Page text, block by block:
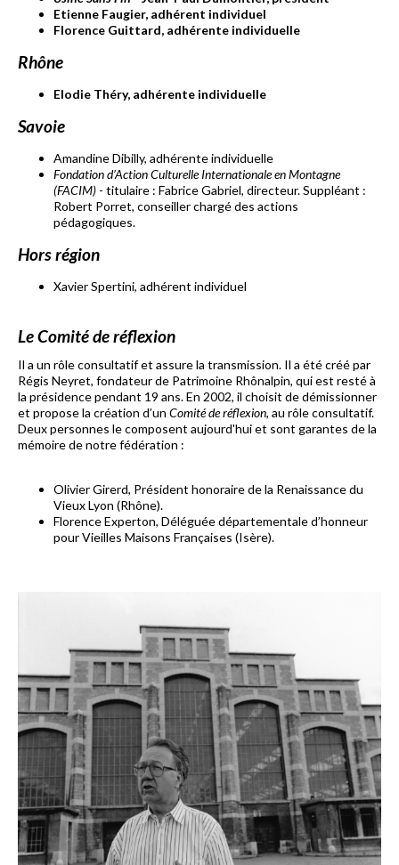
Etienne Faugier, adhérent individuel
Florence Guittard, adhérente individuelle
Rhône
Elodie Théry, adhérente individuelle
Savoie
Amandine Dibilly, adhérente individuelle
Fondation d’Action Culturelle Internationale en Montagne
(FACIM) - titulaire : Fabrice Gabriel, directeur. Suppléant :
Robert Porret, conseiller chargé des actions
pédagogiques.
Hors région
Xavier Spertini, adhérent individuel
Le Comité de réflexion
Il a un rôle consultatif et assure la transmission. Il a été créé par
Régis Neyret, fondateur de Patrimoine Rhônalpin, qui est resté à
la présidence pendant 19 ans. En 2002, il choisit de démissionner
et propose la création d’un Comité de réflexion, au rôle consultatif.
Deux personnes le composent aujourd'hui et sont garantes de la
mémoire de notre fédération :
Olivier Girerd, Président honoraire de la Renaissance du
Vieux Lyon (Rhône).
Florence Experton, Déléguée départementale d’honneur
pour Vieilles Maisons Françaises (Isère).